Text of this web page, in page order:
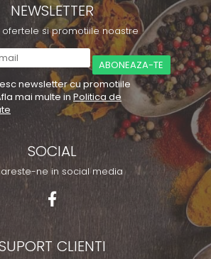
NEWSLETTER
ofertele si promotiile noastre
newsletter cu promotiile
mai multe in Politica de
SOCIAL
ne in social media
CLIENTI